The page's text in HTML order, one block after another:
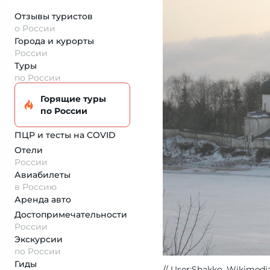
Отзывы туристов
о России
Города и курорты
России
Туры
по России
Горящие туры
по России
ПЦР и тесты на COVID
Отели
России
Авиабилеты
в Россию
Аренда авто
Достопримеча­тельности
России
Экскурсии
по России
Гиды